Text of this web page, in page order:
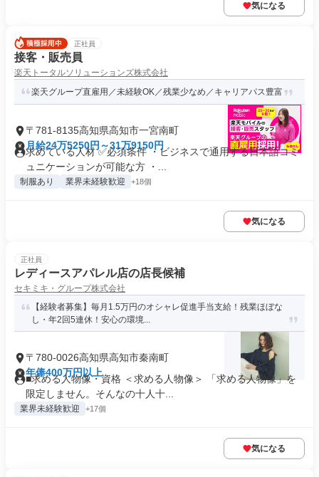
気になる
正社員
接客・販売員
楽天トータルソリューションズ株式会社
楽天グループ直雇用／未経験OK／残業少なめ／キャリアパス豊富
〒781-8135高知県高知市一宮南町
月給24万5250円～31万9150円
求めている人材 ✅必須条件 ・ビジネスで通用する日本語コミ
ュニケーションが可能な方 ・...
制服あり 業界未経験歓迎 +18個
気になる
正社員
レディースアパレル店の店長候補
セキミキ・グループ株式会社
【経験者募集】毎月1.5万円のオシャレ促進手当支給！残業ほぼな
し・年2回5連休！安心の環境...
〒780-0026高知県高知市秦南町
年俸400万円以上
■求める人物像・資格 ＜求める人物像＞ 「求める人物像」を
限定しません。そんなの十人十...
業界未経験歓迎 +17個
気になる